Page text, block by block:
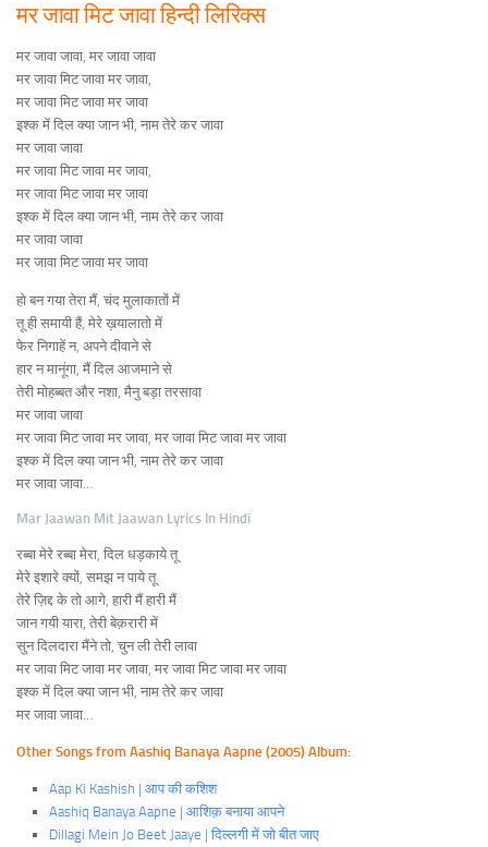
मर जावा मिट जावा हिन्दी लिरिक्स
मर जावा जावा, मर जावा जावा
मर जावा मिट जावा मर जावा,
मर जावा मिट जावा मर जावा
इश्क में दिल क्या जान भी, नाम तेरे कर जावा
मर जावा जावा
मर जावा मिट जावा मर जावा,
मर जावा मिट जावा मर जावा
इश्क में दिल क्या जान भी, नाम तेरे कर जावा
मर जावा जावा
मर जावा मिट जावा मर जावा
हो बन गया तेरा मैं, चंद मुलाकातों में
तू ही समायी हैं, मेरे ख़यालातो में
फेर निगाहें न, अपने दीवाने से
हार न मानूंगा, मैं दिल आजमाने से
तेरी मोहब्बत और नशा, मैनु बड़ा तरसावा
मर जावा जावा
मर जावा मिट जावा मर जावा, मर जावा मिट जावा मर जावा
इश्क में दिल क्या जान भी, नाम तेरे कर जावा
मर जावा जावा…
Mar Jaawan Mit Jaawan Lyrics In Hindi
रब्बा मेरे रब्बा मेरा, दिल धड़काये तू
मेरे इशारे क्यों, समझ न पाये तू
तेरे ज़िद्द के तो आगे, हारी मैं हारी मैं
जान गयी यारा, तेरी बेक़रारी में
सुन दिलदारा मैंने तो, चुन ली तेरी लावा
मर जावा मिट जावा मर जावा, मर जावा मिट जावा मर जावा
इश्क में दिल क्या जान भी, नाम तेरे कर जावा
मर जावा जावा…
Other Songs from Aashiq Banaya Aapne (2005) Album:
Aap Ki Kashish | आप की कशिश
Aashiq Banaya Aapne | आशिक़ बनाया आपने
Dillagi Mein Jo Beet Jaaye | दिल्लगी में जो बीत जाए